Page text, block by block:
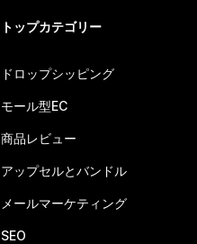
トップカテゴリー
ドロップシッピング
モール型EC
商品レビュー
アップセルとバンドル
メールマーケティング
SEO